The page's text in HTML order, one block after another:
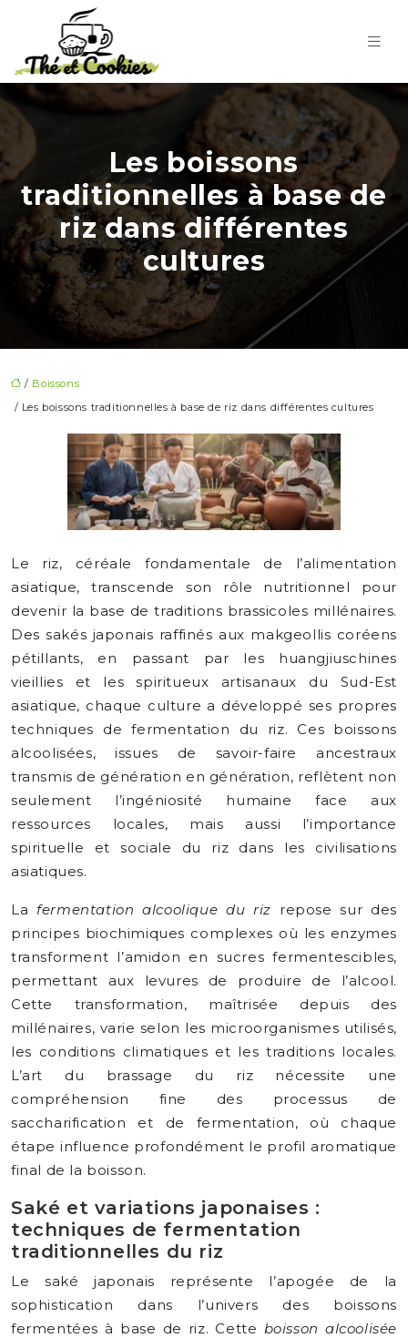
Les boissons
traditionnelles à base de
riz dans différentes
cultures
/ Boissons
/ Les boissons traditionnelles à base de riz dans différentes cultures
Le riz, céréale fondamentale de l’alimentation
asiatique, transcende son rôle nutritionnel pour
devenir la base de traditions brassicoles millénaires.
Des sakés japonais raffinés aux makgeollis coréens
pétillants, en passant par les huangjiuschines
vieillies et les spiritueux artisanaux du Sud-Est
asiatique, chaque culture a développé ses propres
techniques de fermentation du riz. Ces boissons
alcoolisées, issues de savoir-faire ancestraux
transmis de génération en génération, reflètent non
seulement l’ingéniosité humaine face aux
ressources locales, mais aussi l’importance
spirituelle et sociale du riz dans les civilisations
asiatiques.
La fermentation alcoolique du riz repose sur des
principes biochimiques complexes où les enzymes
transforment l’amidon en sucres fermentescibles,
permettant aux levures de produire de l’alcool.
Cette transformation, maîtrisée depuis des
millénaires, varie selon les microorganismes utilisés,
les conditions climatiques et les traditions locales.
L’art du brassage du riz nécessite une
compréhension fine des processus de
saccharification et de fermentation, où chaque
étape influence profondément le profil aromatique
final de la boisson.
Saké et variations japonaises :
techniques de fermentation
traditionnelles du riz
Le saké japonais représente l’apogée de la
sophistication dans l’univers des boissons
fermentées à base de riz. Cette boisson alcoolisée